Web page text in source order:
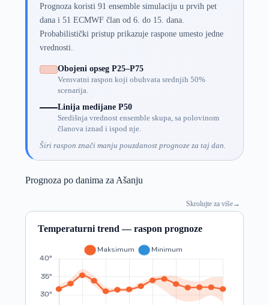
Prognoza koristi 91 ensemble simulaciju u prvih pet
dana i 51 ECMWF član od 6. do 15. dana.
Probabilistički pristup prikazuje raspone umesto jedne
vrednosti.
Obojeni opseg P25–P75
Verovatni raspon koji obuhvata srednjih 50%
scenarija.
Linija medijane P50
Središnja vrednost ensemble skupa, sa polovinom
članova iznad i ispod nje.
Širi raspon znači manju pouzdanost prognoze za taj dan.
Prognoza po danima za Ašanju
Skrolujte za više→
Temperaturni trend — raspon prognoze